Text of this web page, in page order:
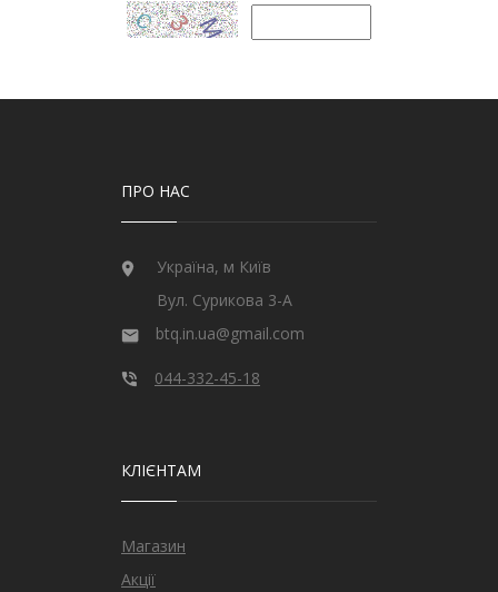
ПРО НАС
Україна, м Київ
Вул. Сурикова 3-А
btq.in.ua@gmail.com
044-332-45-18
КЛІЄНТАМ
Магазин
Акції